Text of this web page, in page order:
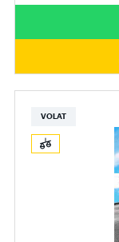
VOLAT